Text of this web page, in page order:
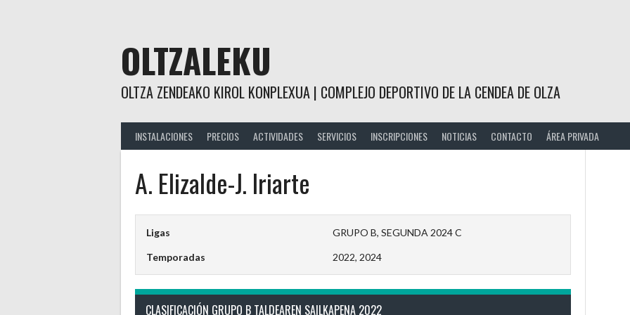
OLTZALEKU
OLTZA ZENDEAKO KIROL KONPLEXUA | COMPLEJO DEPORTIVO DE LA CENDEA DE OLZA
INSTALACIONES PRECIOS ACTIVIDADES SERVICIOS INSCRIPCIONES NOTICIAS CONTACTO ÁREA PRIVADA
A. Elizalde-J. Iriarte
Ligas GRUPO B, SEGUNDA 2024 C
Temporadas 2022, 2024
CLASIFICACIÓN GRUPO B TALDEAREN SAILKAPENA 2022